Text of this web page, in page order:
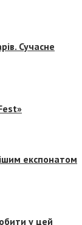
Сучасне
експонатом
у цей